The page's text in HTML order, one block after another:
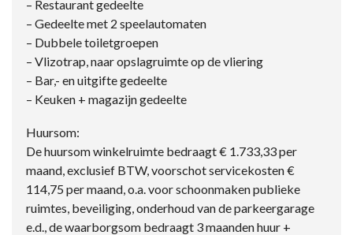
– Restaurant gedeelte
– Gedeelte met 2 speelautomaten
– Dubbele toiletgroepen
– Vlizotrap, naar opslagruimte op de vliering
– Bar,- en uitgifte gedeelte
– Keuken + magazijn gedeelte
Huursom:
De huursom winkelruimte bedraagt € 1.733,33 per
maand, exclusief BTW, voorschot servicekosten €
114,75 per maand, o.a. voor schoonmaken publieke
ruimtes, beveiliging, onderhoud van de parkeergarage
e.d., de waarborgsom bedraagt 3 maanden huur +